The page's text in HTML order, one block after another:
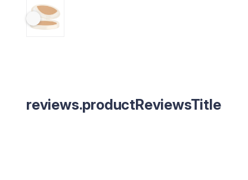
reviews.productReviewsTitle